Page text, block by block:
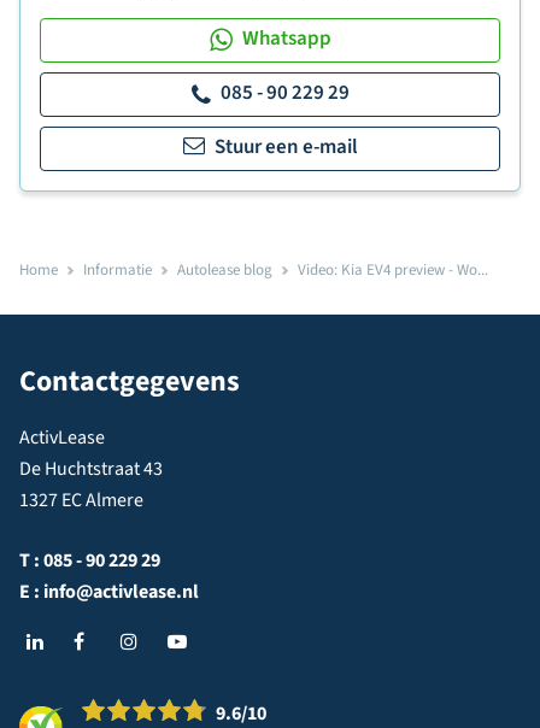
Whatsapp
085 - 90 229 29
Stuur een e-mail
Home Informatie Autolease blog Video: Kia EV4 preview - Wo...
Contactgegevens
ActivLease
De Huchtstraat 43
1327 EC Almere
T :085 - 90 229 29
E : info@activlease.nl
9.6/10